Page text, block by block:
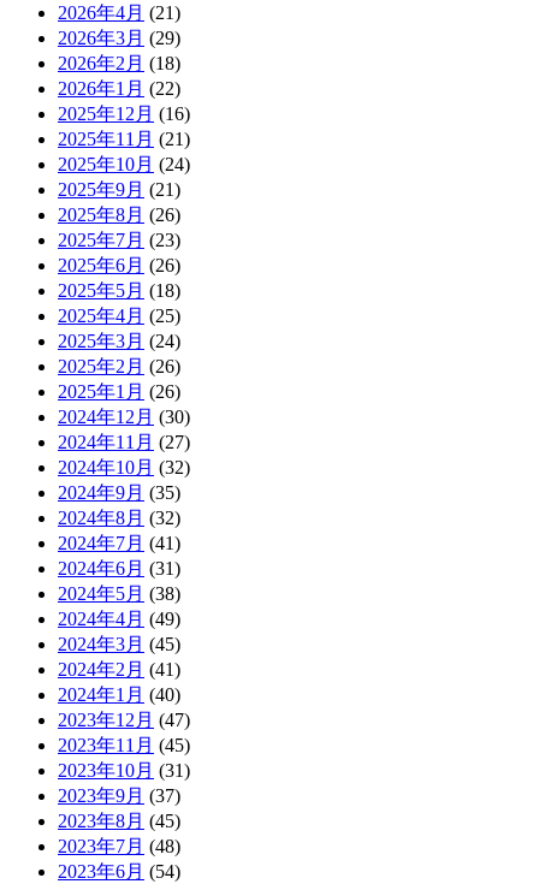
2026年4月 (21)
2026年3月 (29)
2026年2月 (18)
2026年1月 (22)
2025年12月 (16)
2025年11月 (21)
2025年10月 (24)
2025年9月 (21)
2025年8月 (26)
2025年7月 (23)
2025年6月 (26)
2025年5月 (18)
2025年4月 (25)
2025年3月 (24)
2025年2月 (26)
2025年1月 (26)
2024年12月 (30)
2024年11月 (27)
2024年10月 (32)
2024年9月 (35)
2024年8月 (32)
2024年7月 (41)
2024年6月 (31)
2024年5月 (38)
2024年4月 (49)
2024年3月 (45)
2024年2月 (41)
2024年1月 (40)
2023年12月 (47)
2023年11月 (45)
2023年10月 (31)
2023年9月 (37)
2023年8月 (45)
2023年7月 (48)
2023年6月 (54)